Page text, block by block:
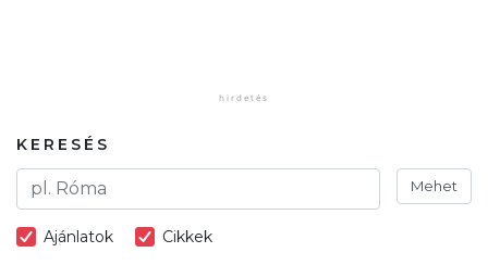
KERESÉS
Mehet
Ajánlatok Cikkek